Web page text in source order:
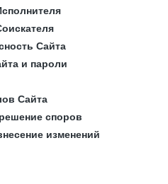
Сайта
и пароли
Сайта
споров
изменений